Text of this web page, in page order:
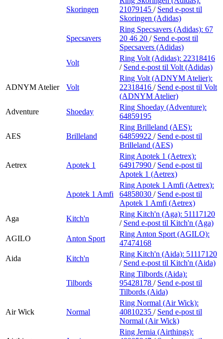
Skoringen
21079145 / Send e-post til
Skoringen (Adidas)
Specsavers
Ring Specsavers (Adidas): 67
20 46 20 / Send e-post til
Specsavers (Adidas)
Volt
Ring Volt (Adidas): 22318416
/ Send e-post til Volt (Adidas)
ADNYM Atelier Volt
Ring Volt (ADNYM Atelier):
22318416 / Send e-post til Volt
(ADNYM Atelier)
Adventure
Shoeday
Ring Shoeday (Adventure):
64859195
AES Brilleland
Ring Brilleland (AES):
64859922 / Send e-post til
Brilleland (AES)
Aetrex Apotek 1
Ring Apotek 1 (Aetrex):
64917990 / Send e-post til
Apotek 1 (Aetrex)
Apotek 1 Amfi
Ring Apotek 1 Amfi (Aetrex):
64858030 / Send e-post til
Apotek 1 Amfi (Aetrex)
Aga
Kitch'n
Ring Kitch'n (Aga): 51117120
/ Send e-post til Kitch'n (Aga)
AGILO
Anton Sport
Ring Anton Sport (AGILO):
47474168
Aida
Kitch'n
Ring Kitch'n (Aida): 51117120
/ Send e-post til Kitch'n (Aida)
Tilbords
Ring Tilbords (Aida):
95428178 / Send e-post til
Tilbords (Aida)
Air Wick Normal
Ring Normal (Air Wick):
40810235 / Send e-post til
Normal (Air Wick)
Ring Jernia (Airthings):